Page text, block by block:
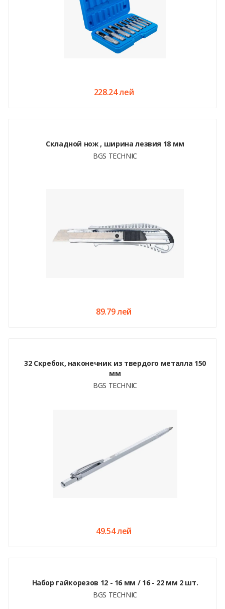
228.24 лей
Складной нож , ширина лезвия 18 мм
BGS TECHNIC
89.79 лей
32 Скребок, наконечник из твердого металла 150
мм
BGS TECHNIC
49.54 лей
Набор гайкорезов 12 - 16 мм / 16 - 22 мм 2 шт.
BGS TECHNIC